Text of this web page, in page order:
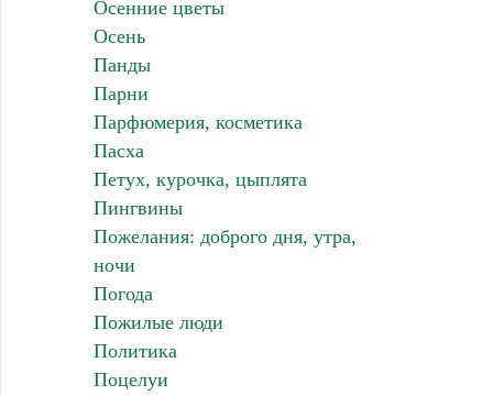
Осенние цветы
Осень
Панды
Парни
Парфюмерия, косметика
Пасха
Петух, курочка, цыплята
Пингвины
Пожелания: доброго дня, утра,
ночи
Погода
Пожилые люди
Политика
Поцелуи